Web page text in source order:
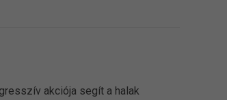
akciója segít a halak